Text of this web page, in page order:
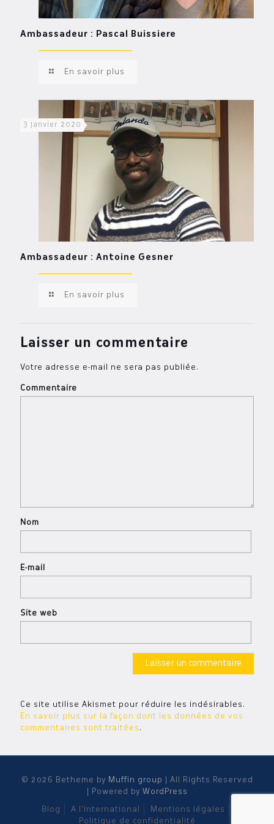
Ambassadeur : Pascal Buissiere
En savoir plus
3 janvier 2020
Ambassadeur : Antoine Gesner
En savoir plus
Laisser un commentaire
Votre adresse e-mail ne sera pas publiée.
Commentaire
Nom
E-mail
Site web
Ce site utilise Akismet pour réduire les indésirables.
En savoir plus sur la façon dont les données de vos
commentaires sont traitées .
© 2026 Betheme by Muffin group
| All Rights Reserved
| Powered by WordPress
Blog A l’international
Mentions légales
Politique de confidentialité